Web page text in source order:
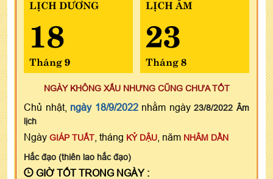
LỊCH DƯƠNG
18
Tháng 9
LỊCH ÂM
23
Tháng 8
NGÀY KHÔNG XẤU NHƯNG CŨNG CHƯA TỐT
Chủ nhật, ngày 18/9/2022nhằm ngày23/8/2022 Âm
lịch
Ngày GIÁP TUẤT , tháng KỶ DẬU , năm NHÂM DẦN
Hắc đạo (thiên lao hắc đạo)
GIỜ TỐT TRONG NGÀY :